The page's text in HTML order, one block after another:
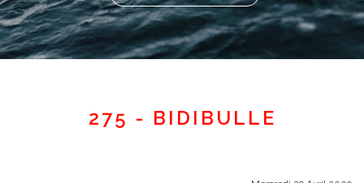
275 - BIDIBULLE